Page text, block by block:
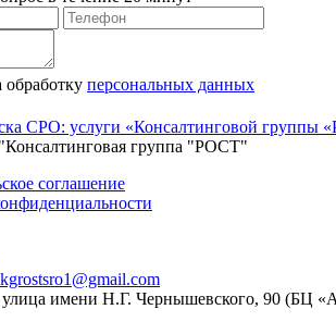
обработку персональных данных
группа "РОСТ"
соглашение
kgrostsro1@gmail.com
улица имени Н.Г. Чернышевского, 90 (БЦ